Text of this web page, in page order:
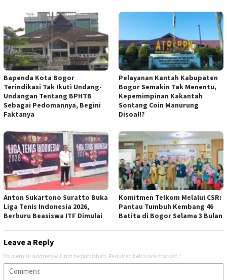
Bapenda Kota Bogor
Terindikasi Tak Ikuti Undang-
Undangan Tentang BPHTB
Sebagai Pedomannya, Begini
Faktanya
Pelayanan Kantah Kabupaten
Bogor Semakin Tak Menentu,
Kepemimpinan Kakantah
Sontang Coin Manurung
Disoal!?
Anton Sukartono Suratto Buka
Liga Tenis Indonesia 2026,
Berburu Beasiswa ITF Dimulai
Komitmen Telkom Melalui CSR:
Pantau Tumbuh Kembang 46
Batita di Bogor Selama 3 Bulan
Leave a Reply
Your email address will not be published. Required fields are marked *